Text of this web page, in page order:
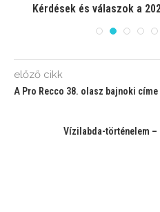
Kérdések és válaszok a
előző cikk
A Pro Recco 38. olasz bajnoki címe
Vízilabda-történelem –